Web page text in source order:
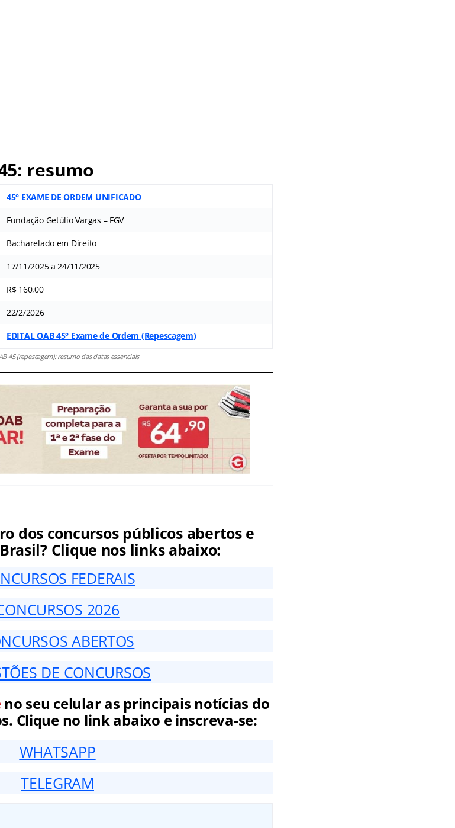
resumo
45° EXAME DE ORDEM UNIFICADO
Fundação Getúlio Vargas – FGV
Bacharelado em Direito
17/11/2025 a 24/11/2025
R$ 160,00
22/2/2026
EDITAL OAB 45° Exame de Ordem (Repescagem)
45 (repescagem): resumo das datas essenciais
dos concursos públicos abertos e
Clique nos links abaixo:
FEDERAIS
2026
ABERTOS
DE CONCURSOS
no seu celular as principais notícias do
Clique no link abaixo e inscreva-se:
WHATSAPP
TELEGRAM